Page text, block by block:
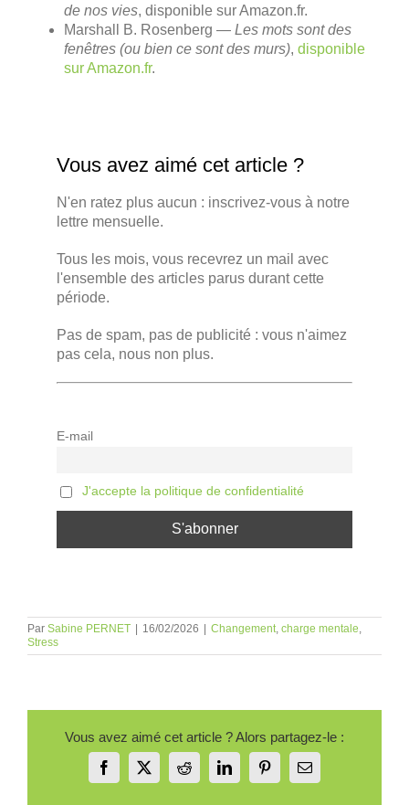
de nos vies, disponible sur Amazon.fr.
Marshall B. Rosenberg — Les mots sont des
fenêtres (ou bien ce sont des murs), disponible
sur Amazon.fr.
Vous avez aimé cet article ?
N'en ratez plus aucun : inscrivez-vous à notre
lettre mensuelle.
Tous les mois, vous recevrez un mail avec
l'ensemble des articles parus durant cette
période.
Pas de spam, pas de publicité : vous n'aimez
pas cela, nous non plus.
E-mail
J'accepte la politique de confidentialité
Par Sabine PERNET | 16/02/2026 | Changement charge mentale
Stress
Vous avez aimé cet article ? Alors partagez-le :
Facebook
X RedditLinkedInPinterestEmail